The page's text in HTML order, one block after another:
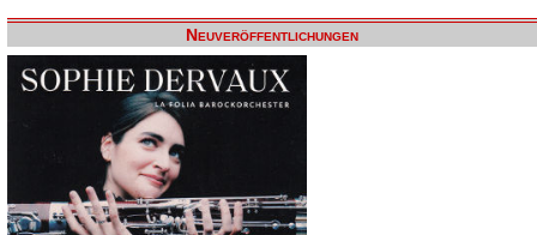
Neuveröffentlichungen